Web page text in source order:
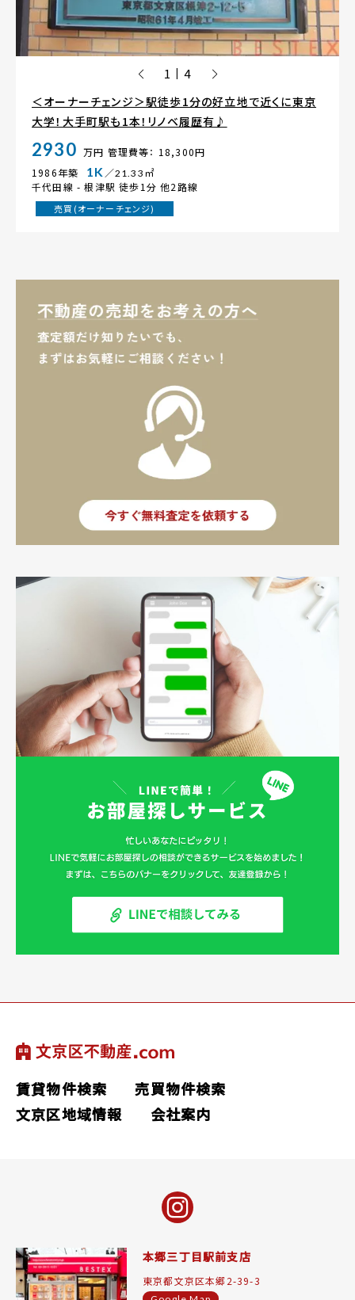
1 | 4
＜オーナーチェンジ＞駅徒歩1分の好立地で近くに東京
大学！大手町駅も1本！リノベ履歴有♪
2930 万円 管理費等： 18,300円
1986年築
1K ／21.33㎡
千代田線 -根津駅 徒歩1分 他2路線
売買(オーナーチェンジ)
賃貸物件検索
売買物件検索
文京区地域情報
会社案内
本郷三丁目駅前支店
東京都文京区本郷2-39-3